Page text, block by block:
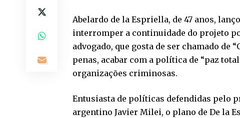
Abelardo de la Espriella, de 47 anos,
interromper a continuidade do projeto
advogado, que gosta de ser chamado
penas, acabar com a política de “paz
organizações criminosas.
Entusiasta de políticas defendidas pelo
argentino Javier Milei, o plano de De la